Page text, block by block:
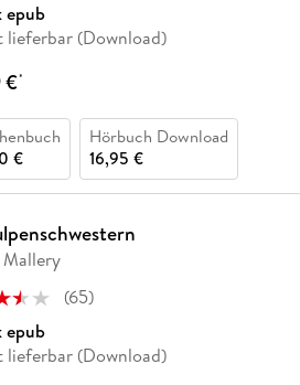
epub
lieferbar (Download)
€*
€
Hörbuch Download
16,95 €
Mallery
(65)
epub
lieferbar (Download)